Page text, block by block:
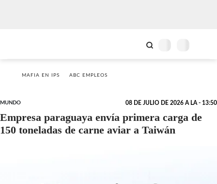
MAFIA EN IPS ABC EMPLEOS
MUNDO 08 DE JULIO DE 2026 A LA - 13:50
Empresa paraguaya envía primera carga de
150 toneladas de carne aviar a Taiwán